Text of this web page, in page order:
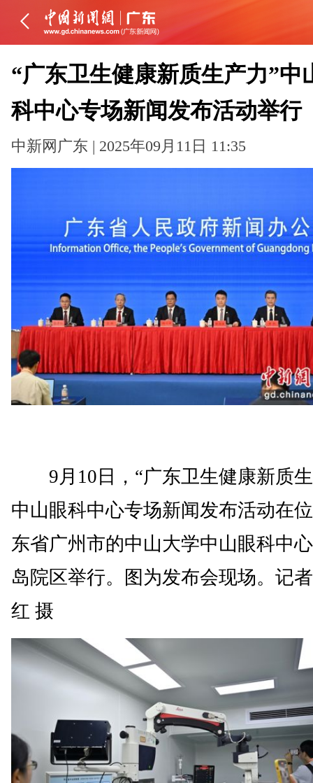
“广东卫生健康新质生产力”中
科中心专场新闻发布活动举行
中新网广东 | 2025年09月11日 11:35
9月10日，“广东卫生健康新质生
中山眼科中心专场新闻发布活动在
东省广州市的中山大学中山眼科中
岛院区举行。图为发布会现场。记
红 摄